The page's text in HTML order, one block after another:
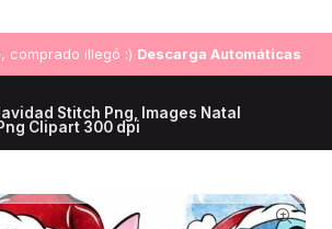
comprado illegó :) Descarga Automáticas
Stitch Png, Images Natal
Clipart 300 dpi